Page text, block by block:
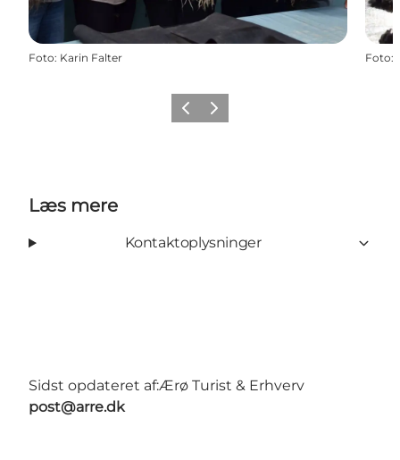
Foto: Karin Falter Foto:
ForrigeNæste
Læs mere
Kontaktoplysninger
Sidst opdateret af:Ærø Turist & Erhverv
post@arre.dk